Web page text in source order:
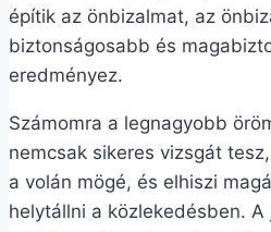
építik az önbizalmat, az
biztonságosabb és
eredményez.
Számomra a legnagyobb
nemcsak sikeres vizsgát
a volán mögé, és elhiszi
helytállni a közlekedésben. A